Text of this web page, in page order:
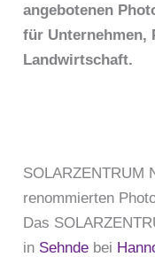
angebotenen
für Unternehmen,
Landwirtschaft.
SOLARZENTRUM
renommierten
Das
in Sehnde bei